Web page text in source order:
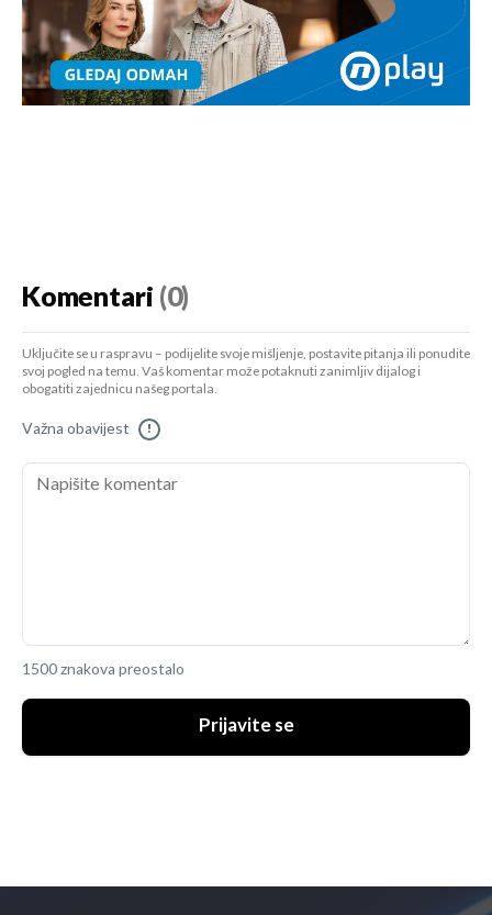
Komentari (0)
Uključite se u raspravu – podijelite svoje mišljenje, postavite pitanja ili ponudite
svoj pogled na temu. Vaš komentar može potaknuti zanimljiv dijalog i
obogatiti zajednicu našeg portala.
Važna obavijest !
1500 znakova preostalo
Prijavite se